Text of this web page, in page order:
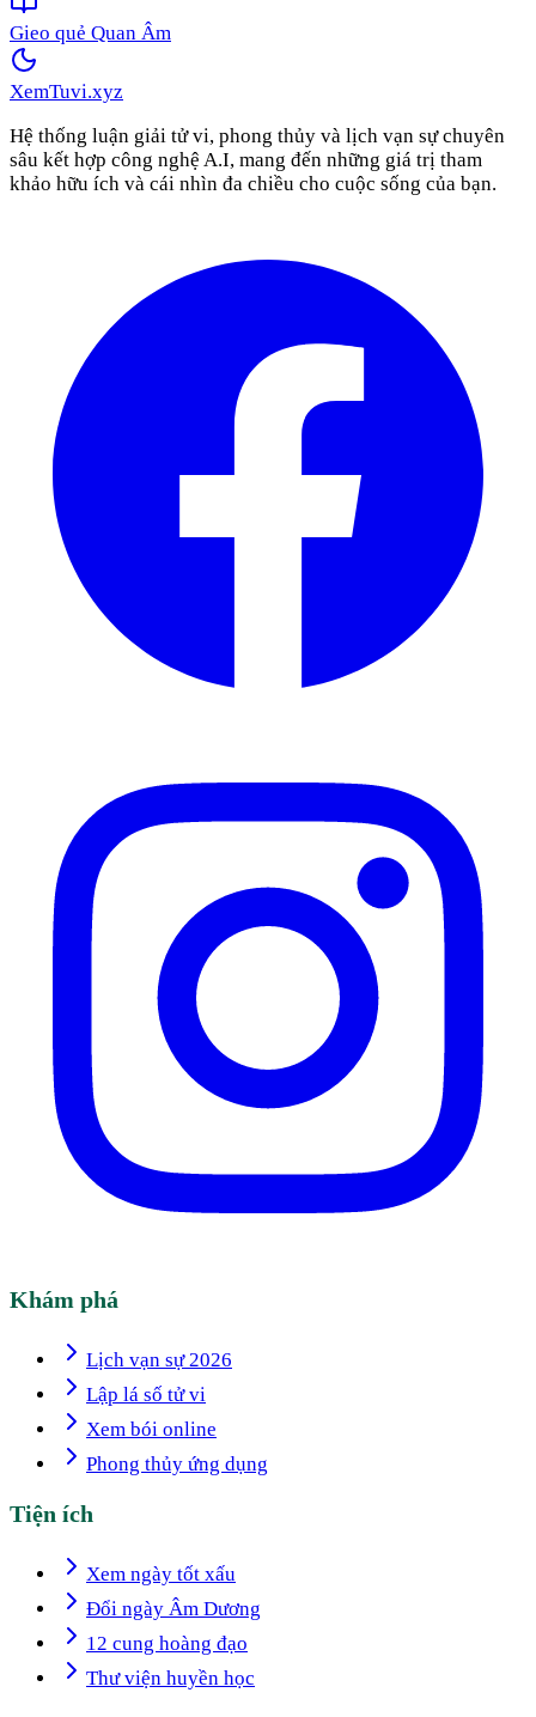
Gieo quẻ Quan Âm
XemTuvi.xyz
Hệ thống luận giải tử vi, phong thủy và lịch vạn sự chuyên
sâu kết hợp công nghệ A.I, mang đến những giá trị tham
khảo hữu ích và cái nhìn đa chiều cho cuộc sống của bạn.
Khám phá
Lịch vạn sự 2026
Lập lá số tử vi
Xem bói online
Phong thủy ứng dụng
Tiện ích
Xem ngày tốt xấu
Đổi ngày Âm Dương
12 cung hoàng đạo
Thư viện huyền học